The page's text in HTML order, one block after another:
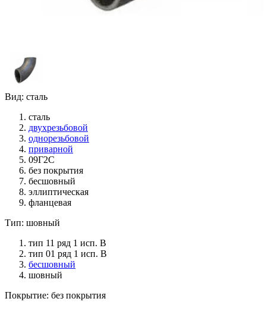
Вид: сталь
сталь
двухрезьбовой
однорезьбовой
приварной
09Г2С
без покрытия
бесшовный
эллиптическая
фланцевая
Тип: шовный
тип 11 ряд 1 исп. B
тип 01 ряд 1 исп. B
бесшовный
шовный
Покрытие: без покрытия